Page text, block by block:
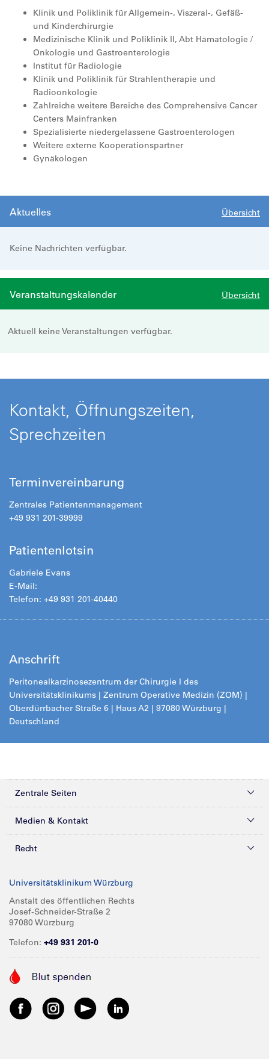
Klinik und Poliklinik für Allgemein-, Viszeral-, Gefäß-
und Kinderchirurgie
Medizinische Klinik und Poliklinik II, Abt Hämatologie /
Onkologie und Gastroenterologie
Institut für Radiologie
Klinik und Poliklinik für Strahlentherapie und
Radioonkologie
Zahlreiche weitere Bereiche des Comprehensive Cancer
Centers Mainfranken
Spezialisierte niedergelassene Gastroenterologen
Weitere externe Kooperationspartner
Gynäkologen
Aktuelles Übersicht
Keine Nachrichten verfügbar.
Veranstaltungskalender Übersicht
Aktuell keine Veranstaltungen verfügbar.
Kontakt, Öffnungszeiten,
Sprechzeiten
Terminvereinbarung
Zentrales Patientenmanagement
+49 931 201-39999
Patientenlotsin
Gabriele Evans
E-Mail:
Telefon: +49 931 201-40440
Anschrift
Peritonealkarzinosezentrum der Chirurgie I des
Universitätsklinikums | Zentrum Operative Medizin (ZOM) |
Oberdürrbacher Straße 6 | Haus A2 | 97080 Würzburg |
Deutschland
Zentrale Seiten
Kliniken & Zentren
Forschung
Karriere
Medien & Kontakt
Presse
Glossar
Spenden
Anreise
Recht
Compliance
Impressum
Barrierefreiheit
Universitätsklinikum Würzburg
Anstalt des öffentlichen Rechts
Josef-Schneider-Straße 2
97080 Würzburg
Telefon: +49 931 201-0